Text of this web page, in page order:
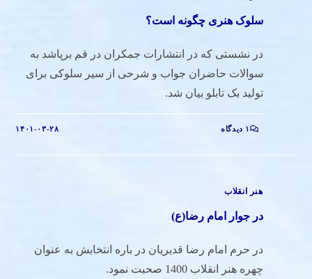
سلوک هنری چگونه است؟
در نشستی که در انتشارات جمکران در قم برپاشد به
سوالات حاضران جواب و شرحی از سیر سلوکی برای
تولید بک تابلو بیان شد.
۱ دیدگاه ۱۴۰۱-۰۳-۲۸
هنر انقلاب
در جوار امام رضا(ع)
در حرم امام رضا قدیریان در باره انتخابش به عنوان
چهره هنر انقلاب 1400 صحبت نمود.